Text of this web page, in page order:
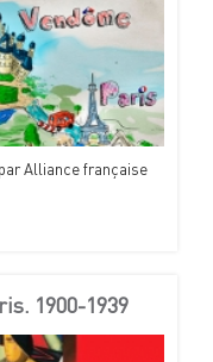
Alliance française
1900-1939